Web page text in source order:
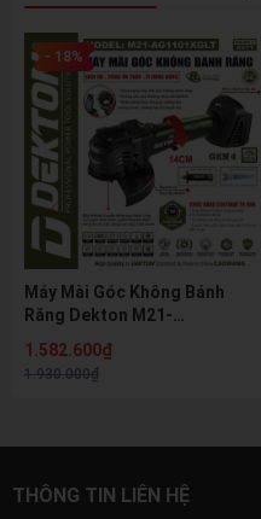
- 18%
Máy Mài Góc Không Bánh
Răng Dekton M21-
Gen 4 Đầu Dài 14cm Điều
Chỉnh 5 Tốc Độ
1.582.600₫
1.930.000₫
THÔNG TIN LIÊN HỆ